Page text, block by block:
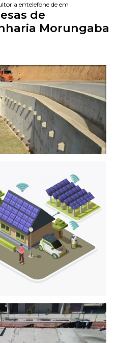
em engenharia civil
telefone de empresas de
de
Morungaba